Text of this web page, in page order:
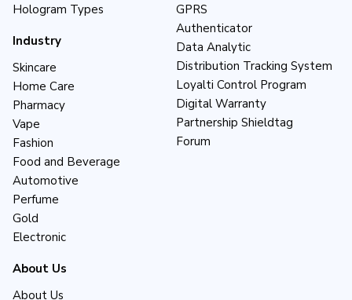
Hologram Types
Industry
Skincare
Home Care
Pharmacy
Vape
Fashion
Food and Beverage
Automotive
Perfume
Gold
Electronic
About Us
About Us
GPRS
Authenticator
Data Analytic
Distribution Tracking System
Loyalti Control Program
Digital Warranty
Partnership Shieldtag
Forum